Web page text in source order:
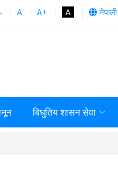
A A+ A नेपाली
बिधुतिय शासन सेवा